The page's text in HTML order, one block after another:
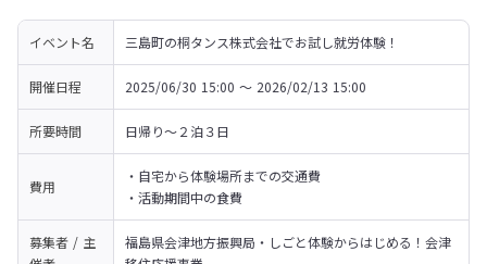
イベント名 三島町の桐タンス株式会社でお試し就労体験！
開催日程 2025/06/30 15:00 〜 2026/02/13 15:00
所要時間 日帰り～２泊３日
費用
・自宅から体験場所までの交通費
・活動期間中の食費
募集者 / 主
福島県会津地方振興局・しごと体験からはじめる！会津